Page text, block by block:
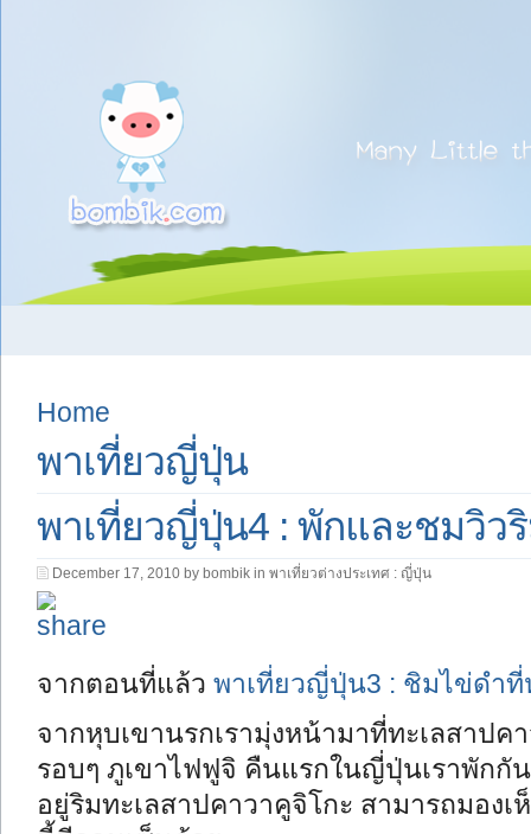
Home
พาเที่ยวญี่ปุ่น
พาเที่ยวญี่ปุ่น4 : พักและชมวิว
December 17, 2010 by bombik in พาเที่ยวต่างประเทศ : ญี่ปุ่น
จากตอนที่แล้ว พาเที่ยวญี่ปุ่น3 : ชิมไข่ดำที่
จากหุบเขานรกเรามุ่งหน้ามาที่ทะเลสาปค
รอบๆ ภูเขาไฟฟูจิ คืนแรกในญี่ปุ่นเราพักกั
อยู่ริมทะเลสาปคาวาคูจิโกะ สามารถมอง